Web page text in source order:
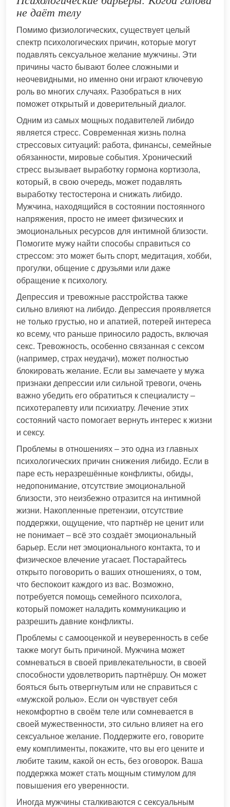
не даёт телу
Помимо физиологических, существует целый
спектр психологических причин, которые могут
подавлять сексуальное желание мужчины. Эти
причины часто бывают более сложными и
неочевидными, но именно они играют ключевую
роль во многих случаях. Разобраться в них
поможет открытый и доверительный диалог.
Одним из самых мощных подавителей либидо
является стресс. Современная жизнь полна
стрессовых ситуаций: работа, финансы, семейные
обязанности, мировые события. Хронический
стресс вызывает выработку гормона кортизола,
который, в свою очередь, может подавлять
выработку тестостерона и снижать либидо.
Мужчина, находящийся в состоянии постоянного
напряжения, просто не имеет физических и
эмоциональных ресурсов для интимной близости.
Помогите мужу найти способы справиться со
стрессом: это может быть спорт, медитация, хобби,
прогулки, общение с друзьями или даже
обращение к психологу.
Депрессия и тревожные расстройства также
сильно влияют на либидо. Депрессия проявляется
не только грустью, но и апатией, потерей интереса
ко всему, что раньше приносило радость, включая
секс. Тревожность, особенно связанная с сексом
(например, страх неудачи), может полностью
блокировать желание. Если вы замечаете у мужа
признаки депрессии или сильной тревоги, очень
важно убедить его обратиться к специалисту –
психотерапевту или психиатру. Лечение этих
состояний часто помогает вернуть интерес к жизни
и сексу.
Проблемы в отношениях – это одна из главных
психологических причин снижения либидо. Если в
паре есть неразрешённые конфликты, обиды,
недопонимание, отсутствие эмоциональной
близости, это неизбежно отразится на интимной
жизни. Накопленные претензии, отсутствие
поддержки, ощущение, что партнёр не ценит или
не понимает – всё это создаёт эмоциональный
барьер. Если нет эмоционального контакта, то и
физическое влечение угасает. Постарайтесь
открыто поговорить о ваших отношениях, о том,
что беспокоит каждого из вас. Возможно,
потребуется помощь семейного психолога,
который поможет наладить коммуникацию и
разрешить давние конфликты.
Проблемы с самооценкой и неуверенность в себе
также могут быть причиной. Мужчина может
сомневаться в своей привлекательности, в своей
способности удовлетворить партнёршу. Он может
бояться быть отвергнутым или не справиться с
«мужской ролью». Если он чувствует себя
некомфортно в своём теле или сомневается в
своей мужественности, это сильно влияет на его
сексуальное желание. Поддержите его, говорите
ему комплименты, покажите, что вы его цените и
любите таким, какой он есть, без оговорок. Ваша
поддержка может стать мощным стимулом для
повышения его уверенности.
Иногда мужчины сталкиваются с сексуальным